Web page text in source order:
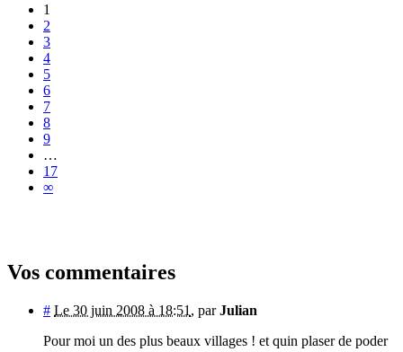
1
2
3
4
5
6
7
8
9
…
17
∞
Vos commentaires
# Le 30 juin 2008 à 18:51 , parJulian
Pour moi un des plus beaux villages ! et quin plaser de poder